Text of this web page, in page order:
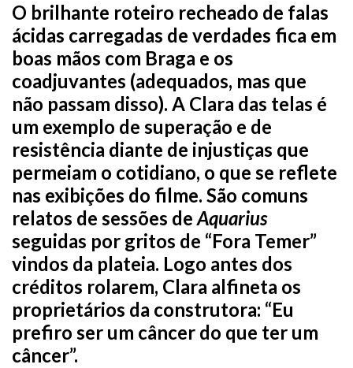
O brilhante roteiro recheado de falas
ácidas carregadas de verdades fica em
boas mãos com Braga e os
coadjuvantes (adequados, mas que
não passam disso). A Clara das telas é
um exemplo de superação e de
resistência diante de injustiças que
permeiam o cotidiano, o que se reflete
nas exibições do filme. São comuns
relatos de sessões deAquarius
seguidas por gritos de “Fora Temer”
vindos da plateia. Logo antes dos
créditos rolarem, Clara alfineta os
proprietários da construtora: “Eu
prefiro ser um câncer do que ter um
câncer”.